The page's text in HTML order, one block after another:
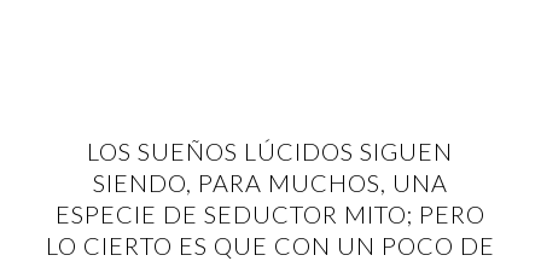
LOS SUEÑOS LÚCIDOS SIGUEN
SIENDO, PARA MUCHOS, UNA
ESPECIE DE SEDUCTOR MITO; PERO
LO CIERTO ES QUE CON UN POCO DE